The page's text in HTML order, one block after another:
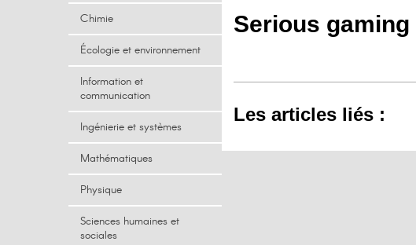
Chimie
Écologie et environnement
Information et
communication
Ingénierie et systèmes
Mathématiques
Physique
Sciences humaines et
sociales
Serious gaming
Les articles liés :